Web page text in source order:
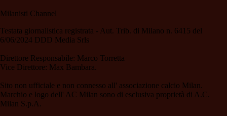
Milanisti Channel
Testata giornalistica registrata - Aut. Trib. di Milano n. 6415 del
6/06/2024 DDD Media Srls
Direttore Responsabile: Marco Torretta
Vice Direttore: Max Bambara.
Sito non ufficiale e non connesso all' associazione calcio Milan.
Marchio e logo dell' AC Milan sono di esclusiva proprietà di A.C.
Milan S.p.A.